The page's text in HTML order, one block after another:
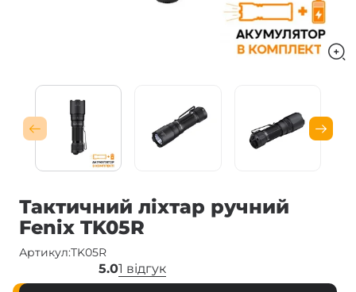
Тактичний ліхтар ручний
Fenix TK05R
Артикул:TK05R
5.01 відгук